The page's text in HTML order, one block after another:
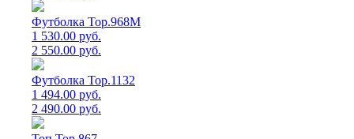
Футболка Top.968M
1 530.00 руб.
2 550.00 руб.
Футболка Top.1132
1 494.00 руб.
2 490.00 руб.